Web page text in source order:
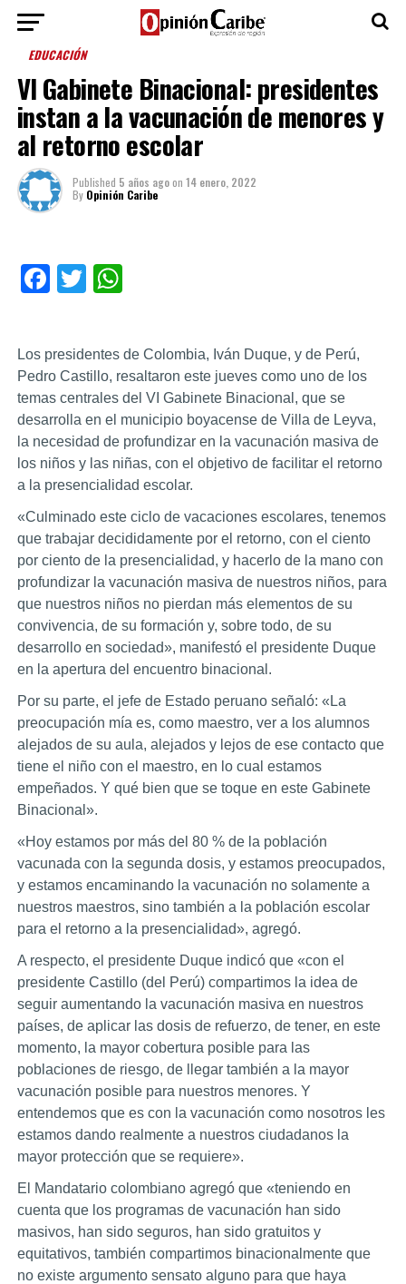
EDUCACIÓN
VI Gabinete Binacional: presidentes
instan a la vacunación de menores y
al retorno escolar
Published 5 años agoon 14 enero, 2022
By Opinión Caribe
Facebook
TwitterWhatsApp
Los presidentes de Colombia, Iván Duque, y de Perú,
Pedro Castillo, resaltaron este jueves como uno de los
temas centrales del VI Gabinete Binacional, que se
desarrolla en el municipio boyacense de Villa de Leyva,
la necesidad de profundizar en la vacunación masiva de
los niños y las niñas, con el objetivo de facilitar el retorno
a la presencialidad escolar.
«Culminado este ciclo de vacaciones escolares, tenemos
que trabajar decididamente por el retorno, con el ciento
por ciento de la presencialidad, y hacerlo de la mano con
profundizar la vacunación masiva de nuestros niños, para
que nuestros niños no pierdan más elementos de su
convivencia, de su formación y, sobre todo, de su
desarrollo en sociedad», manifestó el presidente Duque
en la apertura del encuentro binacional.
Por su parte, el jefe de Estado peruano señaló: «La
preocupación mía es, como maestro, ver a los alumnos
alejados de su aula, alejados y lejos de ese contacto que
tiene el niño con el maestro, en lo cual estamos
empeñados. Y qué bien que se toque en este Gabinete
Binacional».
«Hoy estamos por más del 80 % de la población
vacunada con la segunda dosis, y estamos preocupados,
y estamos encaminando la vacunación no solamente a
nuestros maestros, sino también a la población escolar
para el retorno a la presencialidad», agregó.
A respecto, el presidente Duque indicó que «con el
presidente Castillo (del Perú) compartimos la idea de
seguir aumentando la vacunación masiva en nuestros
países, de aplicar las dosis de refuerzo, de tener, en este
momento, la mayor cobertura posible para las
poblaciones de riesgo, de llegar también a la mayor
vacunación posible para nuestros menores. Y
entendemos que es con la vacunación como nosotros les
estamos dando realmente a nuestros ciudadanos la
mayor protección que se requiere».
El Mandatario colombiano agregó que «teniendo en
cuenta que los programas de vacunación han sido
masivos, han sido seguros, han sido gratuitos y
equitativos, también compartimos binacionalmente que
no existe argumento sensato alguno para que haya